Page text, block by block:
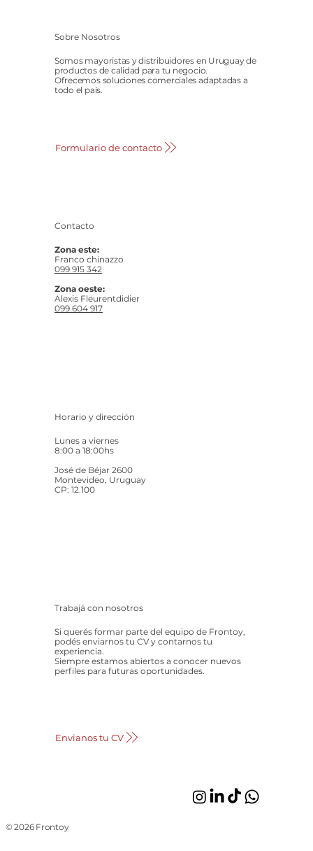
© 2026 Frontoy
Sobre Nosotros
Somos mayoristas y distribuidores en Uruguay de
productos de calidad para tu negocio.
Ofrecemos soluciones comerciales adaptadas a
todo el país.
Formulario de contacto
Contacto
Zona este:
Franco chinazzo
099 915 342
Zona oeste:
Alexis Fleurentdidier
099 604 917
Horario y dirección
Lunes a viernes
8:00 a 18:00hs
José de Béjar 2600
Montevideo, Uruguay
CP: 12.100
Trabajá con nosotros
Si querés formar parte del equipo de Frontoy,
podés enviarnos tu CV y contarnos tu
experiencia.
Siempre estamos abiertos a conocer nuevos
perfiles para futuras oportunidades.
Envianos tu CV